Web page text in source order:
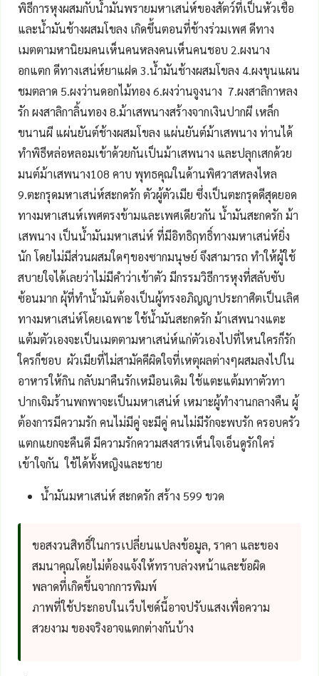
พิธีการหุงผสมกับน้ำมันพรายมหาเสน่ห์ของสัตว์ที่เป็นหัวเชื้อ
และน้ำมันช้างผสมโขลง เกิดขึ้นตอนที่ช้างร่วมเพศ ดีทาง
เมตตามหานิยมคนเห็นคนหลงคนเห็นคนชอบ 2.ผงนาง
อกแตก ดีทางเสน่ห์ยาแฝด 3.น้ำมันช้างผสมโขลง 4.ผงขุนแผน
ชมตลาด 5.ผงว่านดอกไม้ทอง 6.ผงว่านจูงนาง 7.ผงสาลิกาหลง
รัก ผงสาลิกาลิ้นทอง 8.ม้าเสพนางสร้างจากเงินปากผี เหล็ก
ขนานผี แผ่นยันต์ช้างผสมโขลง แผ่นยันต์ม้าเสพนาง ท่านได้
ทำพิธีหล่อหลอมเข้าด้วยกันเป็นม้าเสพนาง และปลุกเสกด้วย
มนต์ม้าเสพนาง108 คาบ พุทธคุณในด้านพิศวาสหลงไหล
9.ตะกรุดมหาเสน่ห์สะกดรัก ตัวผู้ตัวเมีย ซึ่งเป็นตะกรุดดีสุดยอด
ทางมหาเสนห์เพศตรงข้ามและเพศเดียวกัน น้ำมันสะกดรัก ม้า
เสพนาง เป็นน้ำมันมหาเสน่ห์ ที่มีอิทธิฤทธิ์ทางมหาเสน่ห์ยิ่ง
นัก โดยไม่มีส่วนผสมใดๆของซากมนุษย์ จึงสามารถ ทำให้ผู้ใช้
สบายใจได้เลยว่าไม่มีคำว่าเข้าตัว มีกรรมวิธีการหุงที่สลับซับ
ซ้อนมาก ผุ้ที่ทำน้ำมันต้องเป็นผู้ทรงอภิญญาประกาศิตเป็นเลิศ
ทางมหาเสน่ห์โดยเฉพาะ ใช้น้ำมันสะกดรัก ม้าเสพนางแตะ
แต้มตัวเองจะเป็นเมตตามหาเสน่ห์แก่ตัวเองไปที่ไหนใครก็รัก
ใครก็ชอบ ผัวเมียที่ไม่สามัคคีผิดใจที่เหตุผลต่างๆผสมลงไปใน
อาหารให้กิน กลับมาคืนรักเหมือนเดิม ใช้แตะแต้มทาตัวทา
ปากเจิมร้านพกพาจะเป็นมหาเสน่ห์ เหมาะผู้ทำงานกลางคืน ผู้
ต้องการมีความรัก คนไม่มีคู่ จะมีคู่ คนไม่มีรักจะพบรัก ครอบครัว
แตกแยกจะคืนดี มีความรักความสงสารเห็นใจเอ็นดูรักใคร่
เข้าใจกัน ใช้ได้ทั้งหญิงและชาย
น้ำมันมหาเสน่ห์ สะกดรัก สร้าง 599 ขวด
ขอสงวนสิทธิ์ในการเปลี่ยนแปลงข้อมูล, ราคา และของ
สมนาคุณโดยไม่ต้องแจ้งให้ทราบล่วงหน้าและข้อผิด
พลาดที่เกิดขึ้นจากการพิมพ์
ภาพที่ใช้ประกอบในเว็บไซด์นี้อาจปรับแสงเพื่อความ
สวยงาม ของจริงอาจแตกต่างกันบ้าง